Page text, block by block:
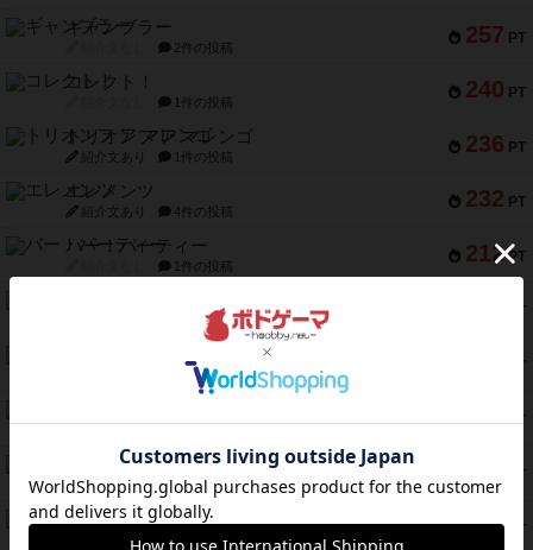
257 PT
ギャンブラー
2件の投稿
240 PT
コレクト！
1件の投稿
236 PT
トリオンフ ア マレンゴ
紹介文あり 1件の投稿
232 PT
エレメンツ
紹介文あり 4件の投稿
212 PT
バー！パーティー
1件の投稿
PT
1件の投稿
PT
1件の投稿
140 PT
PT
ドブル：ポケットモンスター
紹介文あり 4件の投稿
118 PT
ジャンヌ・ダルク-オルレアン ドロー＆ライト
紹介文なし 5件の投稿